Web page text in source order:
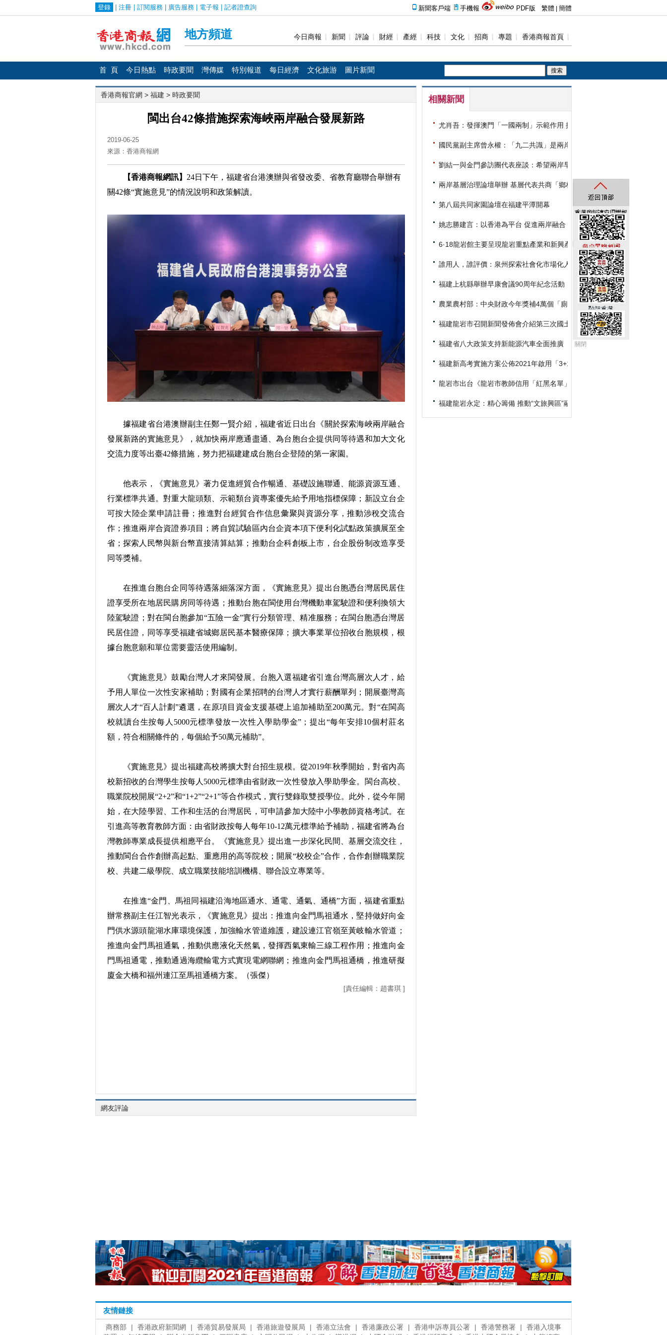
首 頁 今日熱點 時政要聞 灣傳媒 特別報道 每日經濟 文化旅游 圖片新聞
香港商報官網 > 福建 > 時政要聞
閩出台42條措施探索海峽兩岸融合發展新路
2019-06-25
來源：香港商報網
【香港商報網訊】 24日下午，福建省台港澳辦與省發改委、省教育廳聯合舉辦有
關42條“實施意見”的情況說明和政策解讀。
據福建省台港澳辦副主任鄭一賢介紹，福建省近日出台《關於探索海峽兩岸融合
發展新路的實施意見》，就加快兩岸應通盡通、為台胞台企提供同等待遇和加大文化
交流力度等出臺42條措施，努力把福建建成台胞台企登陸的第一家園。
他表示，《實施意見》著力促進經貿合作暢通、基礎設施聯通、能源資源互通、
行業標準共通。對重大龍頭類、示範類台資專案優先給予用地指標保障；新設立台企
可按大陸企業申請註冊；推進對台經貿合作信息彙聚與資源分享，推動涉稅交流合
作；推進兩岸合資證券項目；將自貿試驗區內台企資本項下便利化試點政策擴展至全
省；探索人民幣與新台幣直接清算結算；推動台企科創板上市，台企股份制改造享受
同等獎補。
在推進台胞台企同等待遇落細落深方面，《實施意見》提出台胞憑台灣居民居住
證享受所在地居民購房同等待遇；推動台胞在閩使用台灣機動車駕駛證和便利換領大
陸駕駛證；對在閩台胞參加“五險一金”實行分類管理、精准服務；在閩台胞憑台灣居
民居住證，同等享受福建省城鄉居民基本醫療保障；擴大事業單位招收台胞規模，根
據台胞意願和單位需要靈活使用編制。
《實施意見》鼓勵台灣人才來閩發展。台胞入選福建省引進台灣高層次人才，給
予用人單位一次性安家補助；對國有企業招聘的台灣人才實行薪酬單列；開展臺灣高
層次人才“百人計劃”遴選，在原項目資金支援基礎上追加補助至200萬元。對“在閩高
校就讀台生按每人5000元標準發放一次性入學助學金”；提出“每年安排10個村莊名
額，符合相關條件的，每個給予50萬元補助”。
《實施意見》提出福建高校將擴大對台招生規模。從2019年秋季開始，對省內高
校新招收的台灣學生按每人5000元標準由省財政一次性發放入學助學金。閩台高校、
職業院校開展“2+2”和“1+2”“2+1”等合作模式，實行雙錄取雙授學位。此外，從今年開
始，在大陸學習、工作和生活的台灣居民，可申請參加大陸中小學教師資格考試。在
引進高等教育教師方面：由省財政按每人每年10-12萬元標準給予補助，福建省將為台
灣教師專業成長提供相應平台。《實施意見》提出進一步深化民間、基層交流交往，
推動閩台合作創辦高起點、重應用的高等院校；開展“校校企”合作，合作創辦職業院
校、共建二級學院、成立職業技能培訓機構、聯合設立專業等。
在推進“金門、馬祖同福建沿海地區通水、通電、通氣、通橋”方面，福建省重點
辦常務副主任江智光表示，《實施意見》提出：推進向金門馬祖通水，堅持做好向金
門供水源頭龍湖水庫環境保護，加強輸水管道維護，建設連江官嶺至黃岐輸水管道；
推進向金門馬祖通氣，推動供應液化天然氣，發揮西氣東輸三線工程作用；推進向金
門馬祖通電，推動通過海纜輸電方式實現電網聯網；推進向金門馬祖通橋，推進研擬
廈金大橋和福州連江至馬祖通橋方案。（張傑）
[責任編輯：趙書琪 ]
網友評論
相關新聞
尤肖吾：發揮澳門「一國兩制」示範作用 探索「一國兩制」台灣方案
國民黨副主席曾永權：「九二共識」是兩岸交流的壓倉石
劉結一與金門參訪團代表座談：希望兩岸早日實現「應通盡通」
兩岸基層治理論壇舉辦 基層代表共商「鄉村振興」路徑
第八屆共同家園論壇在福建平潭開幕
姚志勝建言：以香港為平台 促進兩岸融合 助推和平統一
6·18龍岩館主要呈現龍岩重點產業和新興產業
誰用人，誰評價：泉州探索社會化市場化人才評價機制
福建上杭縣舉辦早康會議90周年紀念活動
農業農村部：中央財政今年獎補4萬個「廁所革命」整村推進村
福建龍岩市召開新聞發佈會介紹第三次國土調查工作情況
福建省八大政策支持新能源汽車全面推廣
福建新高考實施方案公佈2021年啟用「3+1+2」模式
龍岩市出台《龍岩市教師信用「紅黑名單」管理辦法》
福建龍岩永定：精心籌備 推動“文旅興區”融合發展
關閉